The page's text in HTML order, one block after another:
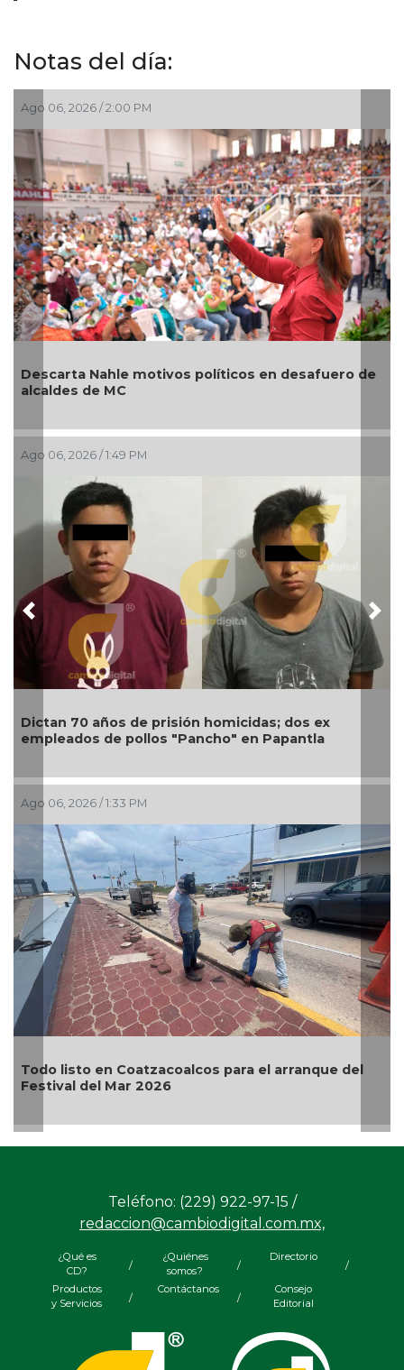
Notas del día:
Ago 06, 2026 / 1:26 PM
Artistas veracruzanos preparan “Dromomanía” en
el Teatro Fernando Gutiérrez Barrios
Ago 06, 2026 / 12:43 PM
Transformación con justicia social, mil 800
personas de 7 municipios reciben Apoyo a la
Palabra: Nahle
Ago 06, 2026 / 11:39 AM
León XIV visitaría México hasta después de las
elecciones de 2027, afirma Claudia Sheinbaum
Previous
Teléfono: (229) 922-97-15 /
redaccion@cambiodigital.com.mx,
¿Qué es
CD?
/
¿Quiénes
somos?
/
Directorio
/
Productos
y Servicios
/
Contáctanos
/
Consejo
Editorial